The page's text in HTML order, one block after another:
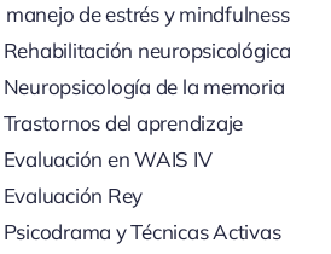
de estrés y mindfulness
neuropsicológica
de la memoria
del aprendizaje
en WAIS IV
Rey
y Técnicas Activas